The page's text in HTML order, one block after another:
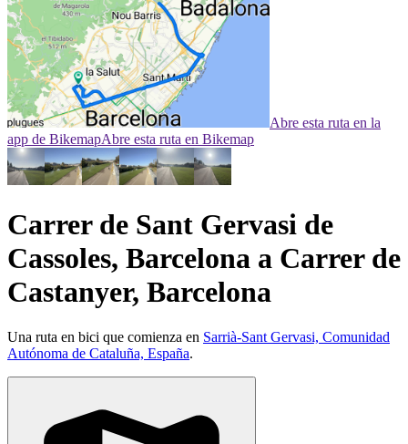
Abre esta ruta en la
app de BikemapAbre esta ruta en Bikemap
Carrer de Sant Gervasi de
Cassoles, Barcelona a Carrer de
Castanyer, Barcelona
Una ruta en bici que comienza en Sarrià-Sant Gervasi, Comunidad
Autónoma de Cataluña, España.